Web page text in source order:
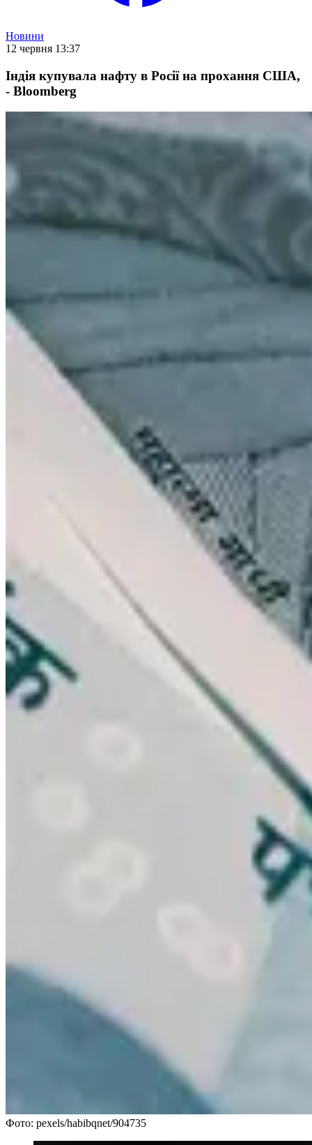
Новини
12 червня 13:37
Індія купувала нафту в Росії на прохання США,
- Bloomberg
Фото: pexels/habibqnet/904735